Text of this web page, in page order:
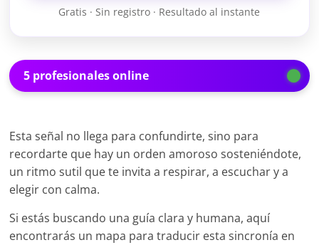
Gratis · Sin registro · Resultado al instante
5 profesionales online
Esta señal no llega para confundirte, sino para
recordarte que hay un orden amoroso sosteniéndote,
un ritmo sutil que te invita a respirar, a escuchar y a
elegir con calma.
Si estás buscando una guía clara y humana, aquí
encontrarás un mapa para traducir esta sincronía en